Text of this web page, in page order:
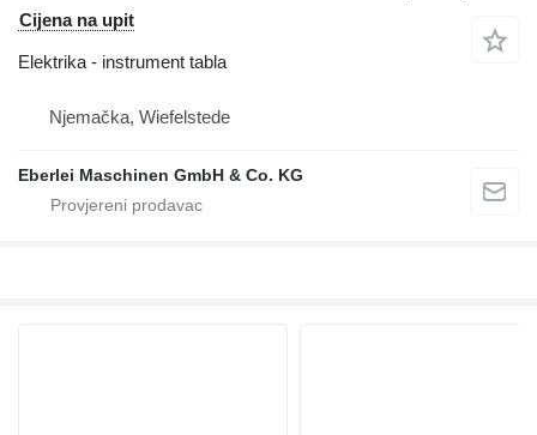
Cijena na upit
Elektrika - instrument tabla
Njemačka, Wiefelstede
Eberlei Maschinen GmbH & Co. KG